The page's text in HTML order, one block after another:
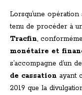
Lorsqu’une
tenu de procéder à
Tracfin,
monétaire et
s’accompagne d’un
de cassation ayant
2019 que la